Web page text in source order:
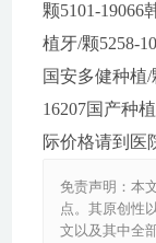
颗5101-19066
植牙/颗5258-
国安多健种植/
16207国产种
际价格请到医
免责声明：本
点。其原创性
文以及其中全